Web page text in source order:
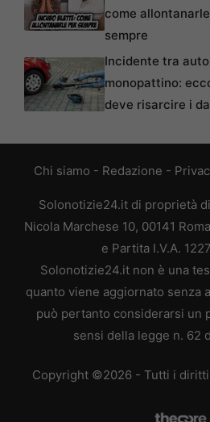
come
sempre
Incidente tra
monopattino:
deve risarcire i
Chi siamo - Redazione -
Solonotizie24.it di proprietà
Nicola Marchese 10, 00141
e Partita I.V.A.
Solonotizie24.it non è una
quanto viene aggiornato senza
può pertanto considerarsi un
sensi della legge n. 62
Copyright ©2026 - Tutti i